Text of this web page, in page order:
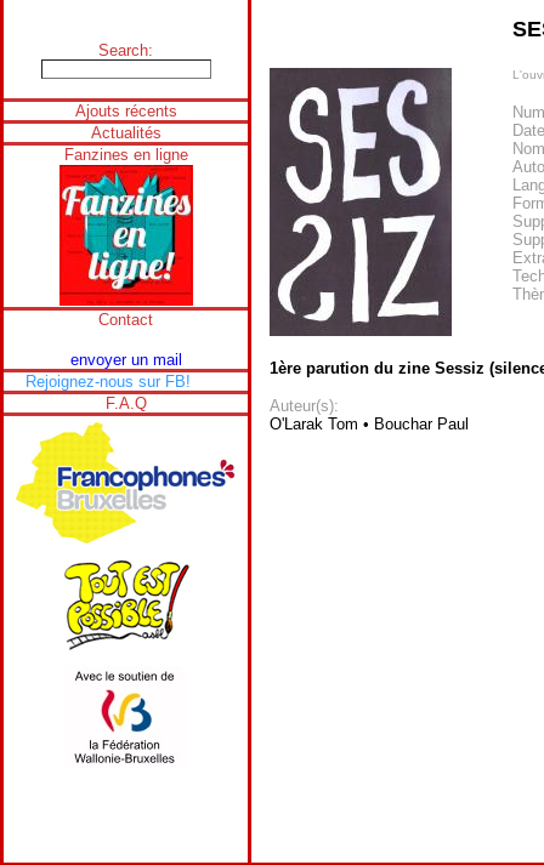
Search:
Ajouts récents
Actualités
Fanzines en ligne
Contact
envoyer un mail
Rejoignez-nous sur FB!
F.A.Q
1ère parution du zine Sessiz
Auteur(s):
O'Larak Tom • Bouchar Paul